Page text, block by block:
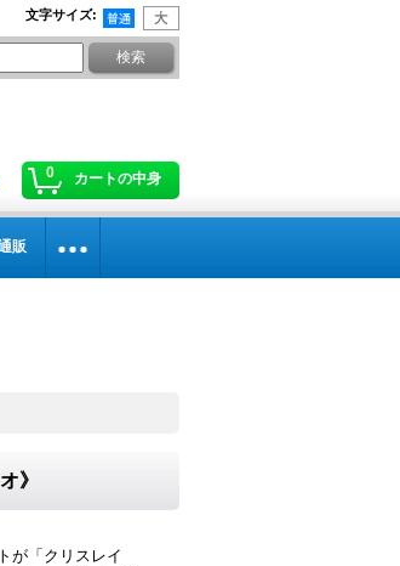
文字サイズ:
0 カートの中身
販
》
が「クリスレイ